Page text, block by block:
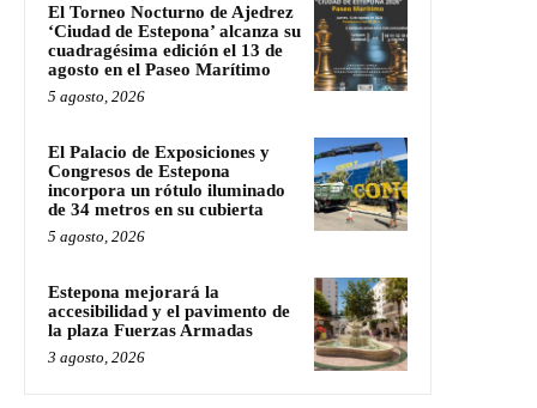
El Torneo Nocturno de Ajedrez
‘Ciudad de Estepona’ alcanza su
cuadragésima edición el 13 de
agosto en el Paseo Marítimo
5 agosto, 2026
El Palacio de Exposiciones y
Congresos de Estepona
incorpora un rótulo iluminado
de 34 metros en su cubierta
5 agosto, 2026
Estepona mejorará la
accesibilidad y el pavimento de
la plaza Fuerzas Armadas
3 agosto, 2026